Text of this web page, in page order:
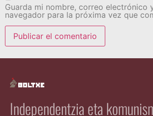
Guarda mi nombre, correo electrónico
navegador para la próxima vez que
Independentzia eta